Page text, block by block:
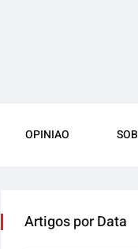
OPINIAO
Artigos por Data